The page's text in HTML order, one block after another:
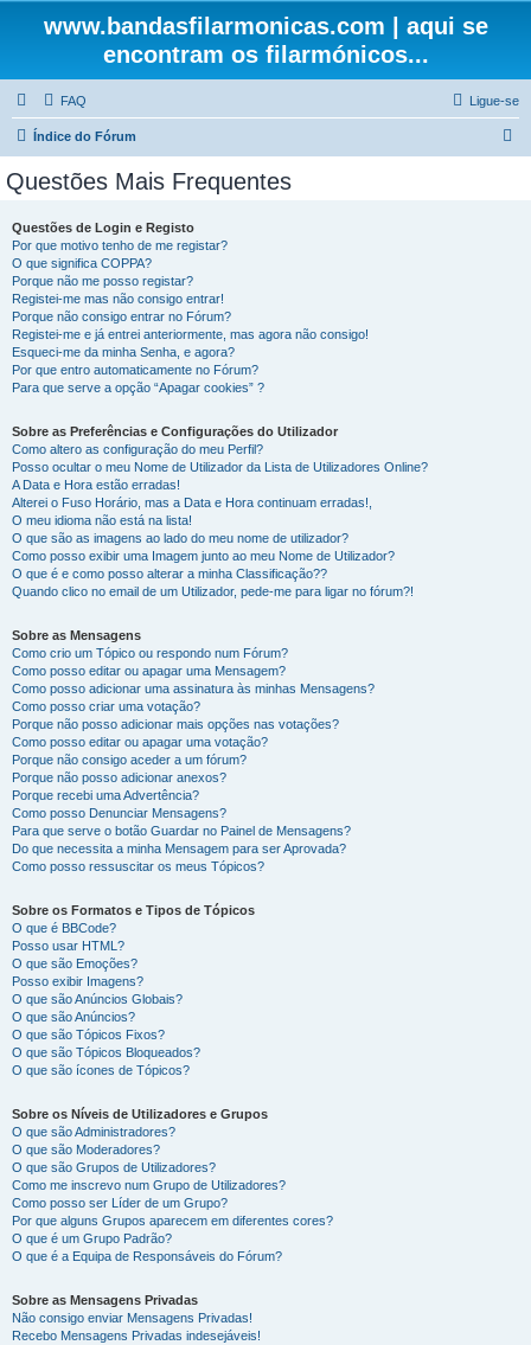
www.bandasfilarmonicas.com | aqui se
encontram os filarmónicos...
FAQ Ligue-se
Índice do Fórum
Questões Mais Frequentes
Questões de Login e Registo
Por que motivo tenho de me registar?
O que significa COPPA?
Porque não me posso registar?
Registei-me mas não consigo entrar!
Porque não consigo entrar no Fórum?
Registei-me e já entrei anteriormente, mas agora não consigo!
Esqueci-me da minha Senha, e agora?
Por que entro automaticamente no Fórum?
Para que serve a opção “Apagar cookies” ?
Sobre as Preferências e Configurações do Utilizador
Como altero as configuração do meu Perfil?
Posso ocultar o meu Nome de Utilizador da Lista de Utilizadores Online?
A Data e Hora estão erradas!
Alterei o Fuso Horário, mas a Data e Hora continuam erradas!,
O meu idioma não está na lista!
O que são as imagens ao lado do meu nome de utilizador?
Como posso exibir uma Imagem junto ao meu Nome de Utilizador?
O que é e como posso alterar a minha Classificação??
Quando clico no email de um Utilizador, pede-me para ligar no fórum?!
Sobre as Mensagens
Como crio um Tópico ou respondo num Fórum?
Como posso editar ou apagar uma Mensagem?
Como posso adicionar uma assinatura às minhas Mensagens?
Como posso criar uma votação?
Porque não posso adicionar mais opções nas votações?
Como posso editar ou apagar uma votação?
Porque não consigo aceder a um fórum?
Porque não posso adicionar anexos?
Porque recebi uma Advertência?
Como posso Denunciar Mensagens?
Para que serve o botão Guardar no Painel de Mensagens?
Do que necessita a minha Mensagem para ser Aprovada?
Como posso ressuscitar os meus Tópicos?
Sobre os Formatos e Tipos de Tópicos
O que é BBCode?
Posso usar HTML?
O que são Emoções?
Posso exibir Imagens?
O que são Anúncios Globais?
O que são Anúncios?
O que são Tópicos Fixos?
O que são Tópicos Bloqueados?
O que são ícones de Tópicos?
Sobre os Níveis de Utilizadores e Grupos
O que são Administradores?
O que são Moderadores?
O que são Grupos de Utilizadores?
Como me inscrevo num Grupo de Utilizadores?
Como posso ser Líder de um Grupo?
Por que alguns Grupos aparecem em diferentes cores?
O que é um Grupo Padrão?
O que é a Equipa de Responsáveis do Fórum?
Sobre as Mensagens Privadas
Não consigo enviar Mensagens Privadas!
Recebo Mensagens Privadas indesejáveis!